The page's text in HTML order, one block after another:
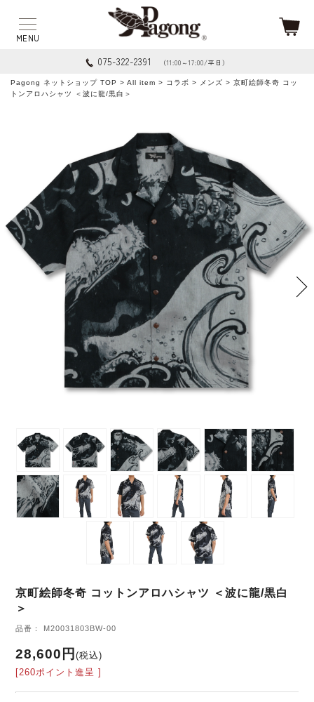
075-322-2391 （11:00～17:00/平日）
Pagong ネットショップ TOP > All item > コラボ > メンズ > 京町絵師冬奇 コッ
トンアロハシャツ ＜波に龍/黒白＞
京町絵師冬奇 コットンアロハシャツ ＜波に龍/黒白
＞
品番： M20031803BW-00
28,600円(税込)
[260ポイント進呈 ]